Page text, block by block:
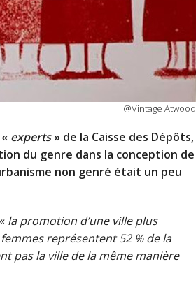
@Vintage Atwood
experts» de la Caisse des Dépôts,
du genre dans la conception de
non genré était un peu
la promotion d’une ville plus
femmes représentent 52 % de la
pas la ville de la même manière